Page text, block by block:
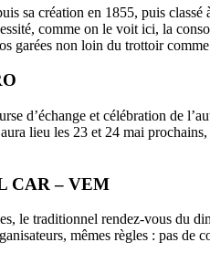
sa création en 1855, puis
comme on le voit ici, la
garées non loin du trottoir
d’échange et célébration de
lieu les 23 et 24 mai
CAR – VEM
le traditionnel rendez-vous du
mêmes règles : pas de